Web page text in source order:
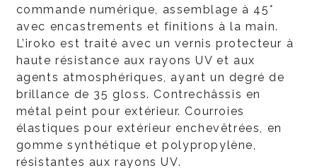
commande numérique, assemblage à 45°
avec encastrements et finitions à la main.
L’iroko est traité avec un vernis protecteur à
haute résistance aux rayons UV et aux
agents atmosphériques, ayant un degré de
brillance de 35 gloss. Contrechâssis en
métal peint pour extérieur. Courroies
élastiques pour extérieur enchevêtrées, en
gomme synthétique et polypropylène,
résistantes aux rayons UV.